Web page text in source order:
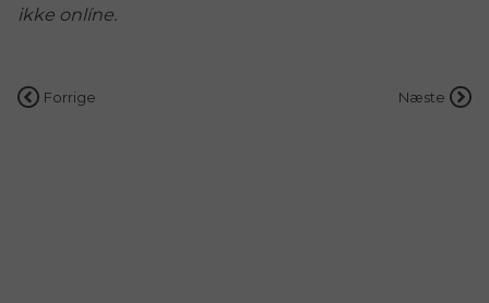
ikke onlíne.
Indlægsnavigation
Forrige Næste